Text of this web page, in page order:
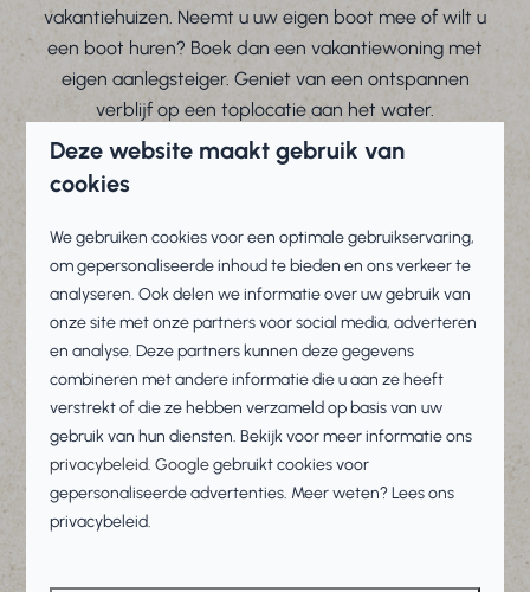
vakantiehuizen. Neemt u uw eigen boot mee of wilt u
een boot huren? Boek dan een vakantiewoning met
eigen aanlegsteiger. Geniet van een ontspannen
verblijf op een toplocatie aan het water.
Prachtige ligging
Ons vakantiepark ligt direct aan het IJsselmeer en
beschikt over een eigen zandstrand.
Boot- en fietsverhuur
Verken Makkum per fiets, e-chopper, boot, kano of
Deze website maakt gebruik van
cookies
We gebruiken cookies voor een optimale gebruikservaring,
om gepersonaliseerde inhoud te bieden en ons verkeer te
analyseren. Ook delen we informatie over uw gebruik van
onze site met onze partners voor social media, adverteren
en analyse. Deze partners kunnen deze gegevens
combineren met andere informatie die u aan ze heeft
verstrekt of die ze hebben verzameld op basis van uw
gebruik van hun diensten. Bekijk voor meer informatie ons
privacybeleid.Googlegebruikt cookies voor
gepersonaliseerde advertenties. Meer weten? Lees ons
privacybeleid.